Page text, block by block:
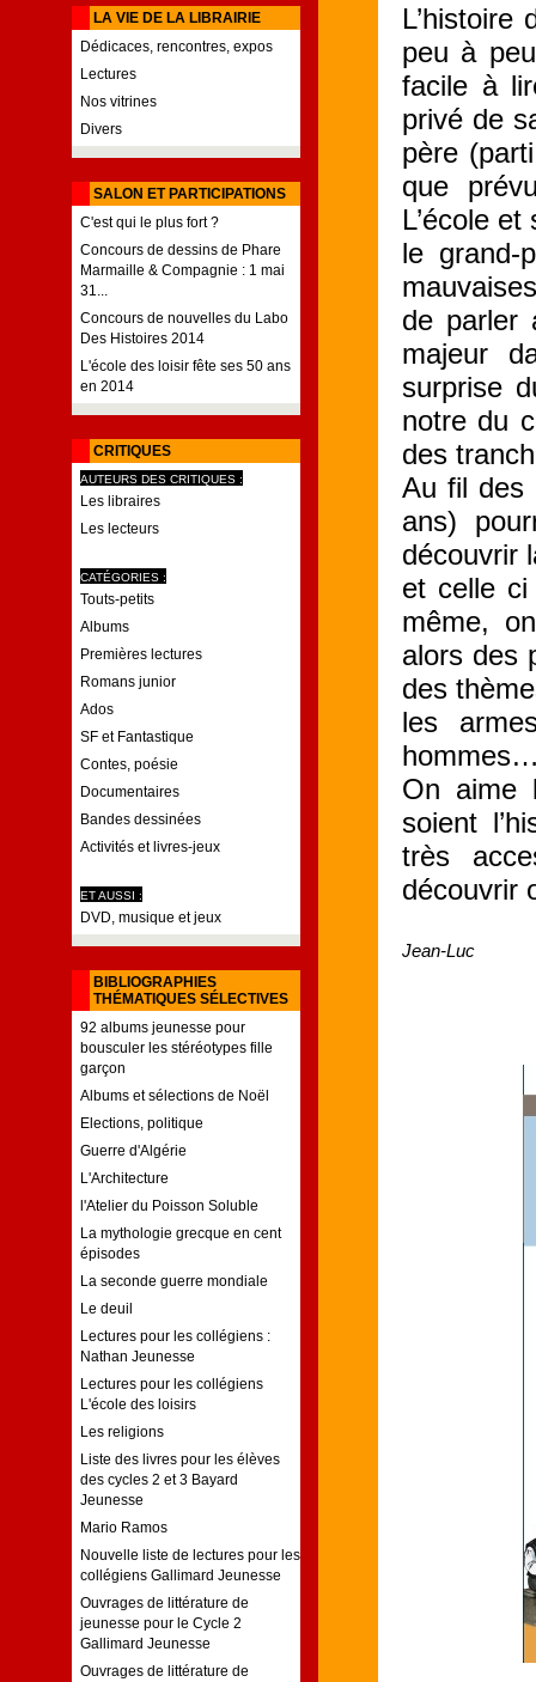
LA VIE DE LA LIBRAIRIE
Dédicaces, rencontres, expos
Lectures
Nos vitrines
Divers
SALON ET PARTICIPATIONS
C'est qui le plus fort ?
Concours de dessins de Phare
Marmaille & Compagnie : 1 mai
31...
Concours de nouvelles du Labo
Des Histoires 2014
L'école des loisir fête ses 50 ans
en 2014
CRITIQUES
AUTEURS DES CRITIQUES :
Les libraires
Les lecteurs
CATÉGORIES :
Touts-petits
Albums
Premières lectures
Romans junior
Ados
SF et Fantastique
Contes, poésie
Documentaires
Bandes dessinées
Activités et livres-jeux
ET AUSSI :
DVD, musique et jeux
BIBLIOGRAPHIES
THÉMATIQUES SÉLECTIVES
92 albums jeunesse pour
bousculer les stéréotypes fille
garçon
Albums et sélections de Noël
Elections, politique
Guerre d'Algérie
L'Architecture
l'Atelier du Poisson Soluble
La mythologie grecque en cent
épisodes
La seconde guerre mondiale
Le deuil
Lectures pour les collégiens :
Nathan Jeunesse
Lectures pour les collégiens
L'école des loisirs
Les religions
Liste des livres pour les élèves
des cycles 2 et 3 Bayard
Jeunesse
Mario Ramos
Nouvelle liste de lectures pour les
collégiens Gallimard Jeunesse
Ouvrages de littérature de
jeunesse pour le Cycle 2
Gallimard Jeunesse
Ouvrages de littérature de
L’histoire
peu à
facile à
privé de
père
que
L’école
le grand-
de parler
majeur
surprise
notre du
des
Au fil des
ans)
découvrir
et celle ci
même,
alors des
des
les
On aime
soient
très
découvrir
Jean-Luc